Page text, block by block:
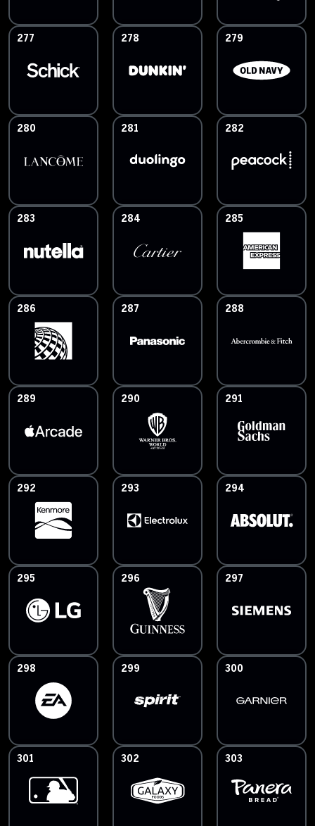
277 278 279
280 281 282
283 284 285
286 287 288
289 290 291
292 293 294
295 296 297
298 299 300
301 302 303